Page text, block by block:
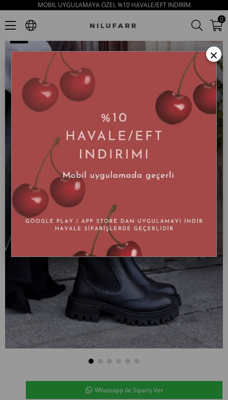
MOBİL UYGULAMAYA ÖZEL %10 HAVALE/EFT İNDİRİM
0
Valencia Siyah Hakiki Deri Kadın Bot
Whatsapp ile Sipariş Ver
×